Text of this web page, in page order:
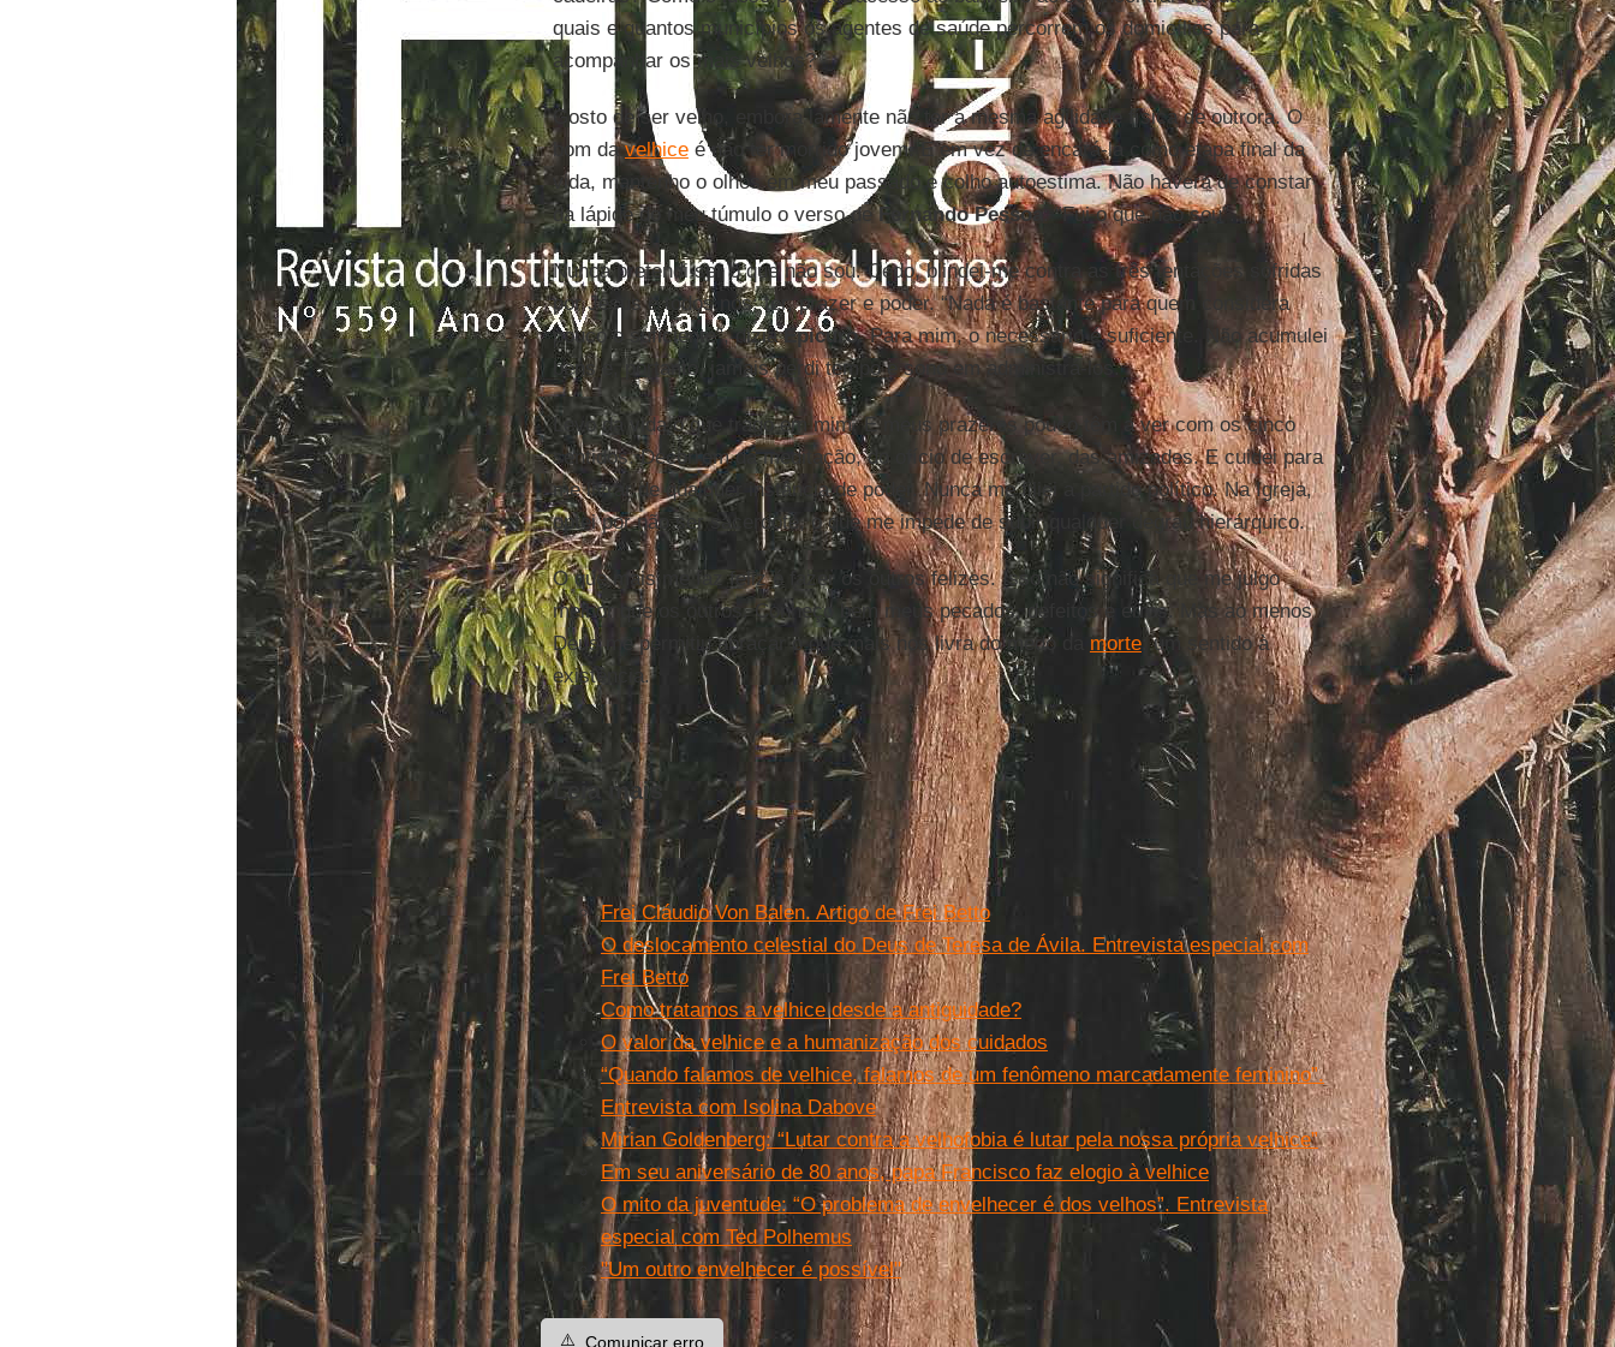
quais e quantos municípios os agentes de saúde percorrem os domicílios para
acompanhar os mais velhos?
Gosto de ser velho, embora lamente não ter a mesma agilidade física de outrora. O
bom davelhiceé não ter morrido jovem. E em vez de encará-la como etapa final da
vida, mantenho o olhos em meu passado e colho autoestima. Não haverá de constar
da lápide do meu túmulo o verso deFernando Pessoa : “Fui o que não sou”.
Nunca pretendi ser o que não sou. Cedo, blindei-me contra as três tentações sofridas
por Jesus e todos nós: ter, prazer e poder. “Nada é bastante para quem considera
pouco o suficiente”, diziaEpicuro. Para mim, o necessário é suficiente. Não acumulei
bens e, portanto, jamais perdi tempo e sono em administrá-los.
Levo da vida o que trago em mim. E meus prazeres pouco têm a ver com os cinco
sentidos. Decorrem da meditação, do ofício de escrever, das amizades. E cuidei para
me livrar de qualquer instância de poder. Nunca me filiei a partido político. Na Igreja,
optei por não ser sacerdote, o que me impede de subir qualquer degrau hierárquico.
O que mais me faz feliz é fazer os outros felizes. Isso não significa que me julgo
melhor que os outros. Conheço bem meus pecados, defeitos e erros. Mas ao menos
Deus me permitiu abraçar o que mais nos livra do medo da morte: um sentido à
existência.
Leia mais
Frei Cláudio Von Balen. Artigo de Frei Betto
O deslocamento celestial do Deus de Teresa de Ávila. Entrevista especial com
Frei Betto
Como tratamos a velhice desde a antiguidade?
O valor da velhice e a humanização dos cuidados
“Quando falamos de velhice, falamos de um fenômeno marcadamente feminino”.
Entrevista com Isolina Dabove
Mirian Goldenberg: “Lutar contra a velhofobia é lutar pela nossa própria velhice”
Em seu aniversário de 80 anos, papa Francisco faz elogio à velhice
O mito da juventude: “O problema de envelhecer é dos velhos”. Entrevista
especial com Ted Polhemus
"Um outro envelhecer é possível"
⚠️ Comunicar erro